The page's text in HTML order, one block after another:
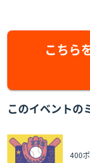
こちら
このイベントの
400